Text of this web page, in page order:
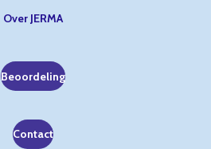
Over JERMA
Beoordeling
Contact